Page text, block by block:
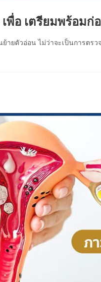
พื่อ เตรียมพร้อมก่
ยตัวอ่อน ไม่ว่าจะเป็นการตร